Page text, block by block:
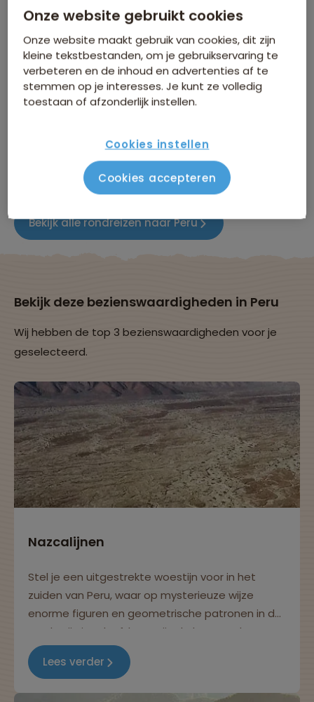
en traditionele ambachten te vinden zijn. Ervaar de
natuurlijke pracht van het Amazone-regenwoud in het
Tambopata Nationaal Reservaat, een toevluchtsoord
voor exotische flora en fauna.
Met onze uitgebreide informatie over de
verwijderd van je volgende grote avontuur. Maak
je klaar om betoverd te worden door de magie van
Bekijk alle rondreizen naar Peru
Bekijk deze bezienswaardigheden in Peru
Wij hebben de top 3 bezienswaardigheden voor je
geselecteerd.
Nazcalijnen
Stel je een uitgestrekte woestijn voor in het
zuiden van Peru, waar op mysterieuze wijze
enorme figuren en geometrische patronen in de
aarde zijn ingekerfd. Dat zijn de beroemde
Nazcalijnen! Deze...
Lees verder
Onze website gebruikt cookies
Onze website maakt gebruik van cookies, dit zijn
kleine tekstbestanden, om je gebruikservaring te
verbeteren en de inhoud en advertenties af te
stemmen op je interesses. Je kunt ze volledig
toestaan of afzonderlijk instellen.
Cookies instellen
Cookies accepteren